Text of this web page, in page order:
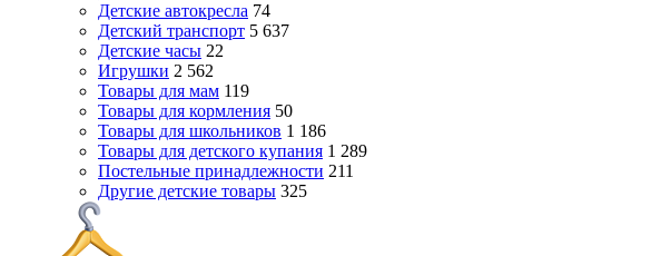
Детские автокресла 74
Детский транспорт 5 637
Детские часы 22
Игрушки 2 562
Товары для мам 119
Товары для кормления 50
Товары для школьников 1 186
Товары для детского купания 1 289
Постельные принадлежности 211
Другие детские товары 325